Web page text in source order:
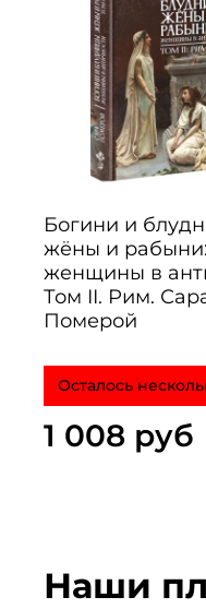
Богини и
жёны и рабыни:
женщины в
Том II. Рим.
Померой
Осталось
1 008 руб
Наши